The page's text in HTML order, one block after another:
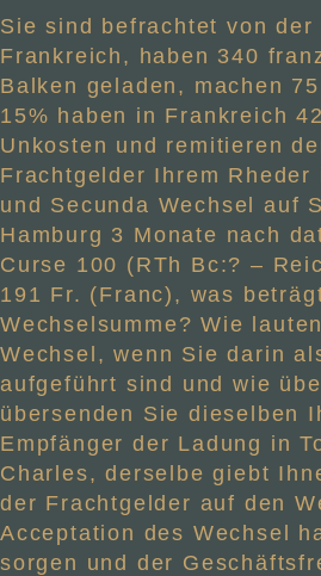
Sie sind befrachtet von der
Frankreich, haben 340
Balken geladen, machen
15% haben in Frankreich
Unkosten und remitieren
Frachtgelder Ihrem Rheder
und Secunda Wechsel auf
Hamburg 3 Monate nach
Curse 100 (RTh Bc:? –
191 Fr. (Franc), was
Wechselsumme? Wie
Wechsel, wenn Sie darin
aufgeführt sind und wie
übersenden Sie dieselben
Empfänger der Ladung in
Charles, derselbe giebt
der Frachtgelder auf den
Acceptation des Wechsel
sorgen und der